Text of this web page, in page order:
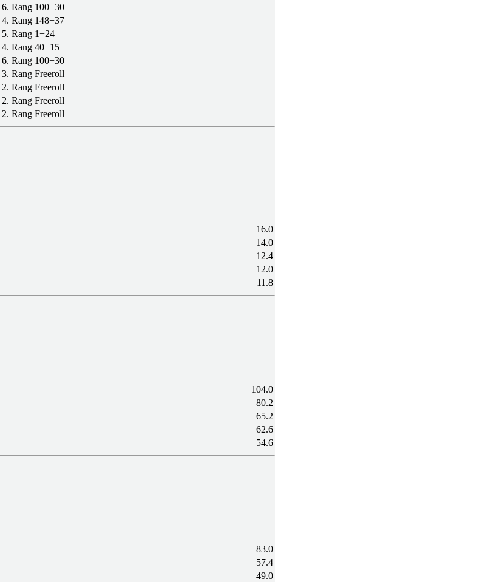
6. Rang 100+30
4. Rang 148+37
5. Rang 1+24
4. Rang 40+15
6. Rang 100+30
3. Rang Freeroll
2. Rang Freeroll
2. Rang Freeroll
2. Rang Freeroll
16.0
14.0
12.4
12.0
11.8
104.0
80.2
65.2
62.6
54.6
83.0
57.4
49.0